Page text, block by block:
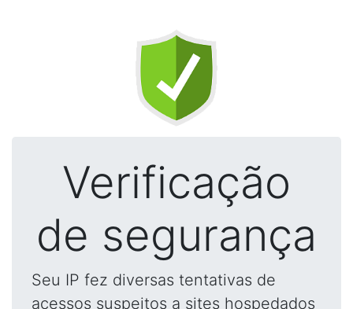
Verificação
de segurança
Seu IP fez diversas tentativas de
acessos suspeitos a sites hospedados